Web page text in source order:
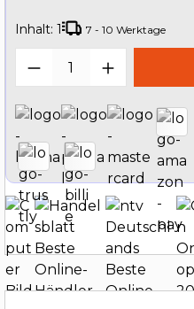
Inhalt: 1 7 - 10 Werktage
Produkt Anzahl: